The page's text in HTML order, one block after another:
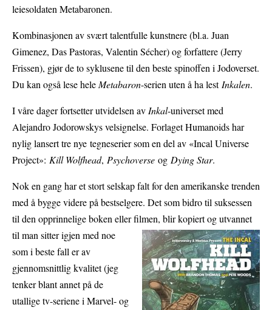
leiesoldaten Metabaronen.
Kombinasjonen av svært talentfulle kunstnere (bl.a. Juan
Gimenez, Das Pastoras, Valentin Sécher) og forfattere (Jerry
Frissen), gjør de to syklusene til den beste spinoffen i Jodoverset.
Du kan også lese heleMetabaron-serien uten å ha lestInkalen.
I våre dager fortsetter utvidelsen avInkal-universet med
Alejandro Jodorowskys velsignelse. Forlaget Humanoids har
nylig lansert tre nye tegneserier som en del av «Incal Universe
Project»: Kill Wolfhead, Psychoverse og Dying Star.
Nok en gang har et stort selskap falt for den amerikanske trenden
med å bygge videre på bestselgere. Det som bidro til suksessen
til den opprinnelige boken eller filmen, blirkopiert og utvannet
til man sitter igjen med noe
som i beste fall er av
gjennomsnittlig kvalitet (jeg
tenker blant annet på de
utallige tv-seriene i Marvel- og